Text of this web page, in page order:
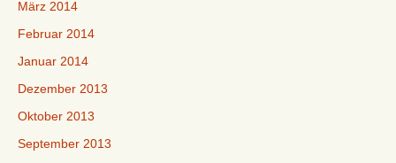
März 2014
Februar 2014
Januar 2014
Dezember 2013
Oktober 2013
September 2013